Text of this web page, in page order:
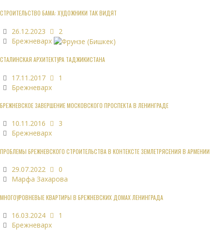
СТРОИТЕЛЬСТВО БАМА: ХУДОЖНИКИ ТАК ВИДЯТ
26.12.2023
2
Брежневарх
СТАЛИНСКАЯ АРХИТЕКТУРА ТАДЖИКИСТАНА
17.11.2017
1
Брежневарх
БРЕЖНЕВСКОЕ ЗАВЕРШЕНИЕ МОСКОВСКОГО ПРОСПЕКТА В ЛЕНИНГРАДЕ
10.11.2016
3
Брежневарх
ПРОБЛЕМЫ БРЕЖНЕВСКОГО СТРОИТЕЛЬСТВА В КОНТЕКСТЕ ЗЕМЛЕТРЯСЕНИЯ В АРМЕНИИ
29.07.2022
0
Марфа Захарова
МНОГОУРОВНЕВЫЕ КВАРТИРЫ В БРЕЖНЕВСКИХ ДОМАХ ЛЕНИНГРАДА
16.03.2024
1
Брежневарх